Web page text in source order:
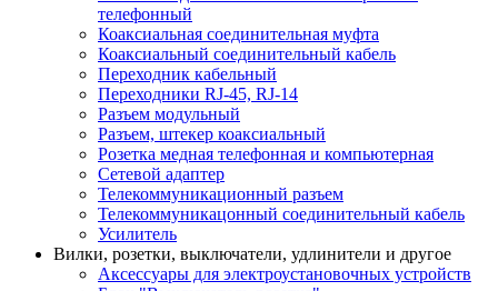
телефонный
Коаксиальная соединительная муфта
Коаксиальный соединительный кабель
Переходник кабельный
Переходники RJ-45, RJ-14
Разъем модульный
Разъем, штекер коаксиальный
Розетка медная телефонная и компьютерная
Сетевой адаптер
Телекоммуникационный разъем
Телекоммуникацонный соединительный кабель
Усилитель
Вилки, розетки, выключатели, удлинители и другое
Аксессуары для электроустановочных устройств